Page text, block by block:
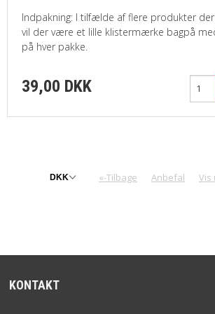
Indpakning: I tilfælde af flere produkter
vil der være et lille klistermærke bagpå
på hver pakke.
39,00 DKK
«-Tilbage Anbefal Vis
KONTAKT